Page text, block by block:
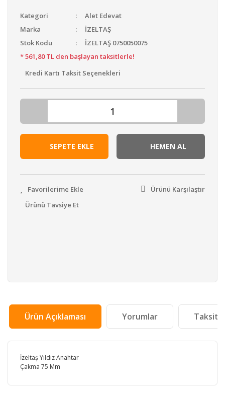
Kategori
Alet Edevat
Marka
İZELTAŞ
Stok Kodu
İZELTAŞ 0750050075
* 561,80 TL den başlayan taksitlerle!
Kredi Kartı Taksit Seçenekleri
SEPETE EKLE HEMEN AL
Ürünü Karşılaştır
Ürünü Tavsiye Et
Ürün Açıklaması Yorumlar Taksit
İzeltaş Yıldız Anahtar
Çakma 75 Mm